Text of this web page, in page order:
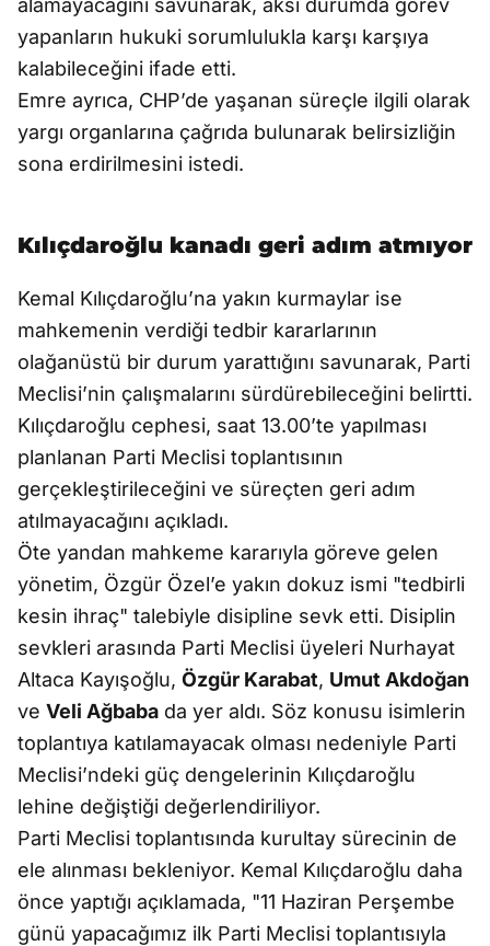
alamayacağını savunarak, aksi durumda görev
yapanların hukuki sorumlulukla karşı karşıya
kalabileceğini ifade etti.
Emre ayrıca, CHP’de yaşanan süreçle ilgili olarak
yargı organlarına çağrıda bulunarak belirsizliğin
sona erdirilmesini istedi.
Kılıçdaroğlu kanadı geri adım atmıyor
Kemal Kılıçdaroğlu’na yakın kurmaylar ise
mahkemenin verdiği tedbir kararlarının
olağanüstü bir durum yarattığını savunarak, Parti
Meclisi’nin çalışmalarını sürdürebileceğini belirtti.
Kılıçdaroğlu cephesi, saat 13.00’te yapılması
planlanan Parti Meclisi toplantısının
gerçekleştirileceğini ve süreçten geri adım
atılmayacağını açıkladı.
Öte yandan mahkeme kararıyla göreve gelen
yönetim, Özgür Özel’e yakın dokuz ismi "tedbirli
kesin ihraç" talebiyle disipline sevk etti. Disiplin
sevkleri arasında Parti Meclisi üyeleri Nurhayat
Altaca Kayışoğlu, Özgür Karabat, Umut Akdoğan
ve Veli Ağbaba da yer aldı. Söz konusu isimlerin
toplantıya katılamayacak olması nedeniyle Parti
Meclisi’ndeki güç dengelerinin Kılıçdaroğlu
lehine değiştiği değerlendiriliyor.
Parti Meclisi toplantısında kurultay sürecinin de
ele alınması bekleniyor. Kemal Kılıçdaroğlu daha
önce yaptığı açıklamada, "11 Haziran Perşembe
günü yapacağımız ilk Parti Meclisi toplantısıyla